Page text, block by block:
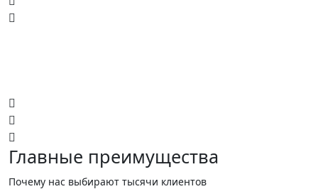
Главные преимущества
Почему нас выбирают тысячи клиентов